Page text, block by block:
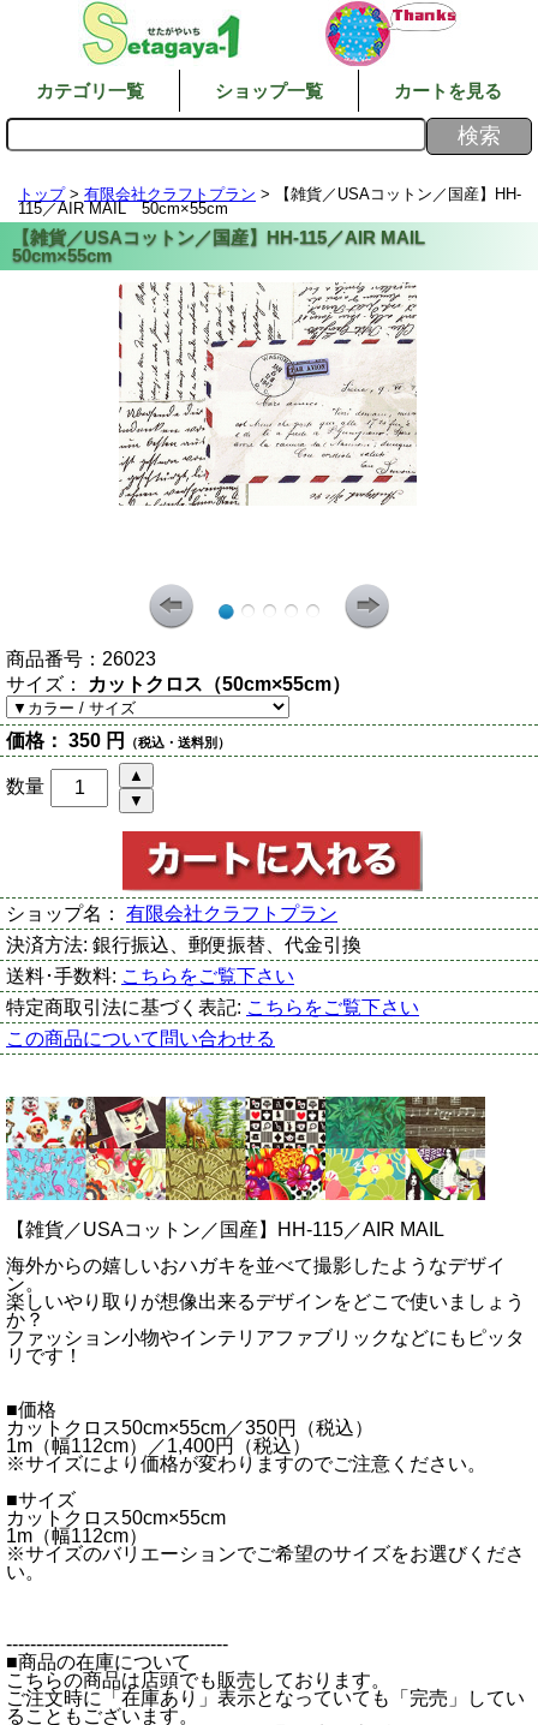
カテゴリ一覧 ショップ一覧 カートを見る
トップ> 有限会社クラフトプラン > 【雑貨／USAコットン／国産】HH-
115／AIR MAIL 50cm×55cm
商品番号： 26023
サイズ： カットクロス（50cm×55cm）
価格： 350 円 （税込・送料別）
数量
ショップ名： 有限会社クラフトプラン
決済方法: 銀行振込、郵便振替、代金引換
送料･手数料: こちらをご覧下さい
特定商取引法に基づく表記: こちらをご覧下さい
この商品について問い合わせる
【雑貨／USAコットン／国産】HH-115／AIR MAIL
海外からの嬉しいおハガキを並べて撮影したようなデザイ
ン。
楽しいやり取りが想像出来るデザインをどこで使いましょう
か？
ファッション小物やインテリアファブリックなどにもピッタ
リです！
■価格
カットクロス50cm×55cm／350円（税込）
1m（幅112cm）／1,400円（税込）
※サイズにより価格が変わりますのでご注意ください。
■サイズ
カットクロス50cm×55cm
1m（幅112cm）
※サイズのバリエーションでご希望のサイズをお選びくださ
い。
-------------------------------------
■商品の在庫について
こちらの商品は店頭でも販売しております。
ご注文時に「在庫あり」表示となっていても「完売」してい
ることもございます。